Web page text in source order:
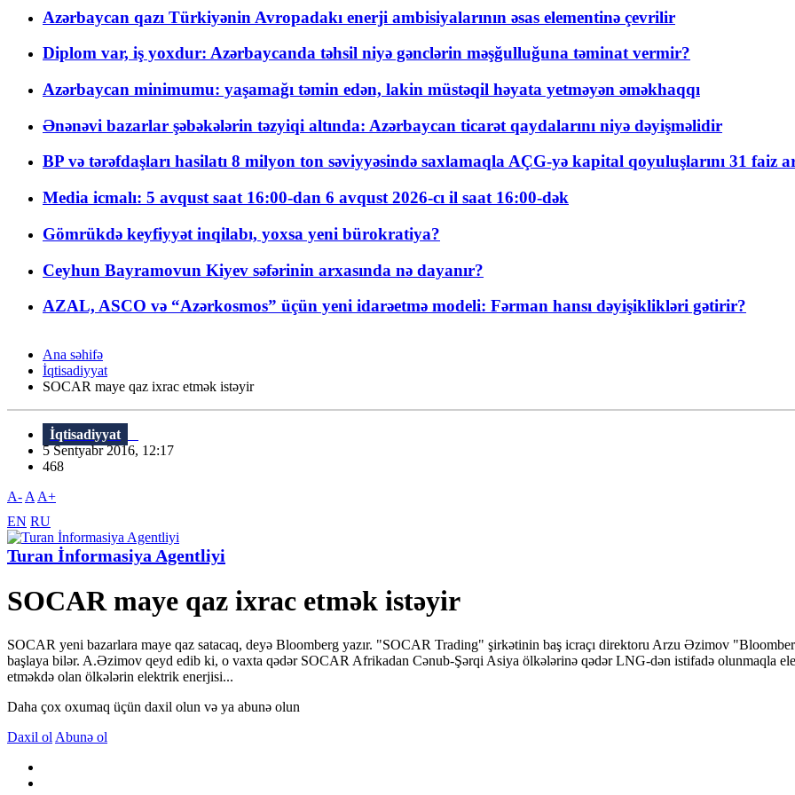
Azərbaycan qazı Türkiyənin Avropadakı enerji ambisiyalarının əsas elementinə çevrilir
Diplom var, iş yoxdur: Azərbaycanda təhsil niyə gənclərin məşğulluğuna təminat vermir?
Azərbaycan minimumu: yaşamağı təmin edən, lakin müstəqil həyata yetməyən əməkhaqqı
Ənənəvi bazarlar şəbəkələrin təzyiqi altında: Azərbaycan ticarət qaydalarını niyə dəyişməlidir
BP və tərəfdaşları hasilatı 8 milyon ton səviyyəsində saxlamaqla AÇG-yə kapital qoyuluşlarını 31 faiz
Media icmalı: 5 avqust saat 16:00-dan 6 avqust 2026-cı il saat 16:00-dək
Gömrükdə keyfiyyət inqilabı, yoxsa yeni bürokratiya?
Ceyhun Bayramovun Kiyev səfərinin arxasında nə dayanır?
AZAL, ASCO və “Azərkosmos” üçün yeni idarəetmə modeli: Fərman hansı dəyişiklikləri gətirir?
Ana səhifə
İqtisadiyyat
SOCAR maye qaz ixrac etmək istəyir
İqtisadiyyat
5 Sentyabr 2016, 12:17
468
A- A A+
EN RU
Turan İnformasiya Agentliyi
SOCAR maye qaz ixrac etmək istəyir
SOCAR yeni bazarlara maye qaz satacaq, deyə Bloomberg yazır. "SOCAR Trading" şirkətinin baş icraçı direktoru Arzu Əzimov
başlaya bilər. A.Əzimov qeyd edib ki, o vaxta qədər SOCAR Afrikadan Cənub-Şərqi Asiya ölkələrinə qədər LNG-dən istifadə olunmaqla
etməkdə olan ölkələrin elektrik enerjisi...
Daha çox oxumaq üçün daxil olun və ya abunə olun
Daxil ol Abunə ol